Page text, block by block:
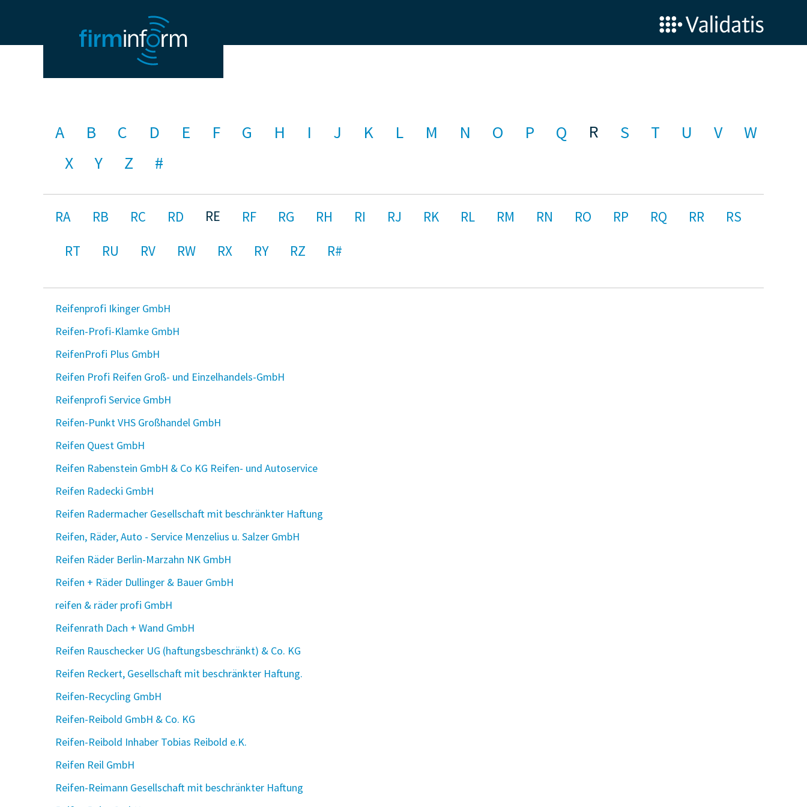
A B C D E F G H I J K L M N O P Q R S T U V
W
X
Y Z #
RA RB RC RD RE RF RG RH RI RJ RK RL RM RN RO RP RQ RR
RS
RT
RU RV RW RX RY RZ R#
Reifenprofi Ikinger GmbH
Reifen-Profi-Klamke GmbH
ReifenProfi Plus GmbH
Reifen Profi Reifen Groß- und Einzelhandels-GmbH
Reifenprofi Service GmbH
Reifen-Punkt VHS Großhandel GmbH
Reifen Quest GmbH
Reifen Rabenstein GmbH & Co KG Reifen- und Autoservice
Reifen Radecki GmbH
Reifen Radermacher Gesellschaft mit beschränkter Haftung
Reifen, Räder, Auto - Service Menzelius u. Salzer GmbH
Reifen Räder Berlin-Marzahn NK GmbH
Reifen + Räder Dullinger & Bauer GmbH
reifen & räder profi GmbH
Reifenrath Dach + Wand GmbH
Reifen Rauschecker UG (haftungsbeschränkt) & Co. KG
Reifen Reckert, Gesellschaft mit beschränkter Haftung.
Reifen-Recycling GmbH
Reifen-Reibold GmbH & Co. KG
Reifen-Reibold Inhaber Tobias Reibold e.K.
Reifen Reil GmbH
Reifen-Reimann Gesellschaft mit beschränkter Haftung